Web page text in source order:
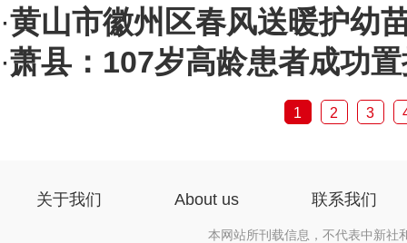
·黄山市徽州区春风送暖护幼
·萧县：107岁高龄患者成功
1 2 3
关于我们 About us 联系我们
本网站所刊载信息，不代表中新社